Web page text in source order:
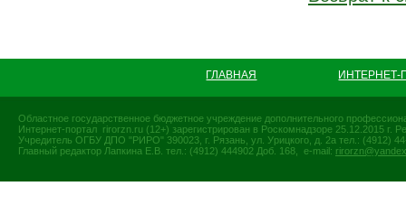
ГЛАВНАЯ
Областное государственное бюджетное учреждение дополнительного
Интернет-портал rirorzn.ru (12+) зарегистрирован в Роскомнадзоре 25.12.2015
Учредитель ОГБУ ДПО "РИРО" 390023, г. Рязань, ул. Урицкого, д. 2а тел.: (4912)
Главный редактор Лапкина Е.В. тел.: (4912) 444902 Доб. 168, e-mail: